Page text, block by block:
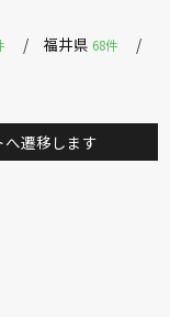
福井県 68件
へ遷移します